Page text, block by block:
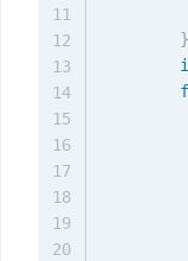
}
11
12
13
14
15
16
17
18
19
20